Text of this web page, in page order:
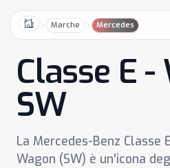
HomeMarche Mercedes
Classe E -
SW
La Mercedes-Benz Classe
Wagon (SW) è un'icona